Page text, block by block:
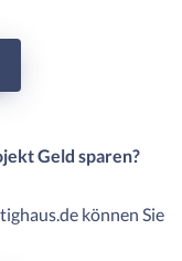
Geld sparen?
können Sie